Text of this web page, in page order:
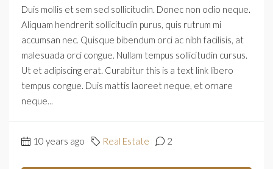
Duis mollis et sem sed sollicitudin. Donec non odio neque.
Aliquam hendrerit sollicitudin purus, quis rutrum mi
accumsan nec. Quisque bibendum orci ac nibh facilisis, at
malesuada orci congue. Nullam tempus sollicitudin cursus.
Ut et adipiscing erat. Curabitur this is a text link libero
tempus congue. Duis mattis laoreet neque, et ornare
neque...
10 years ago Real Estate 2